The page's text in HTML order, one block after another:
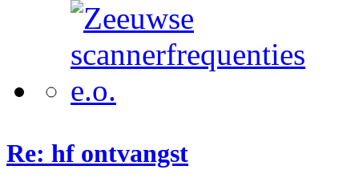
Re: hf ontvangst